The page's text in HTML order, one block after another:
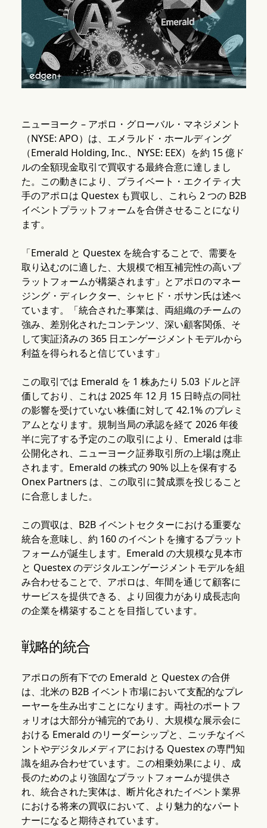
ニューヨーク – アポロ・グローバル・マネジメント
（NYSE: APO）は、エメラルド・ホールディング
（Emerald Holding, Inc.、NYSE: EEX）を約 15 億ド
ルの全額現金取引で買収する最終合意に達しまし
た。この動きにより、プライベート・エクイティ大
手のアポロは Questex も買収し、これら 2 つの B2B
イベントプラットフォームを合併させることになり
ます。
「Emerald と Questex を統合することで、需要を
取り込むのに適した、大規模で相互補完性の高いプ
ラットフォームが構築されます」とアポロのマネー
ジング・ディレクター、シャヒド・ボサン氏は述べ
ています。「統合された事業は、両組織のチームの
強み、差別化されたコンテンツ、深い顧客関係、そ
して実証済みの 365 日エンゲージメントモデルから
利益を得られると信じています」
この取引では Emerald を 1 株あたり 5.03 ドルと評
価しており、これは 2025 年 12 月 15 日時点の同社
の影響を受けていない株価に対して 42.1% のプレミ
アムとなります。規制当局の承認を経て 2026 年後
半に完了する予定のこの取引により、Emerald は非
公開化され、ニューヨーク証券取引所の上場は廃止
されます。Emerald の株式の 90% 以上を保有する
Onex Partners は、この取引に賛成票を投じること
に合意しました。
この買収は、B2B イベントセクターにおける重要な
統合を意味し、約 160 のイベントを擁するプラット
フォームが誕生します。Emerald の大規模な見本市
と Questex のデジタルエンゲージメントモデルを組
み合わせることで、アポロは、年間を通じて顧客に
サービスを提供できる、より回復力があり成長志向
の企業を構築することを目指しています。
戦略的統合
アポロの所有下での Emerald と Questex の合併
は、北米の B2B イベント市場において支配的なプレ
ーヤーを生み出すことになります。両社のポートフ
ォリオは大部分が補完的であり、大規模な展示会に
おける Emerald のリーダーシップと、ニッチなイベ
ントやデジタルメディアにおける Questex の専門知
識を組み合わせています。この相乗効果により、成
長のためのより強固なプラットフォームが提供さ
れ、統合された実体は、断片化されたイベント業界
における将来の買収において、より魅力的なパート
ナーになると期待されています。